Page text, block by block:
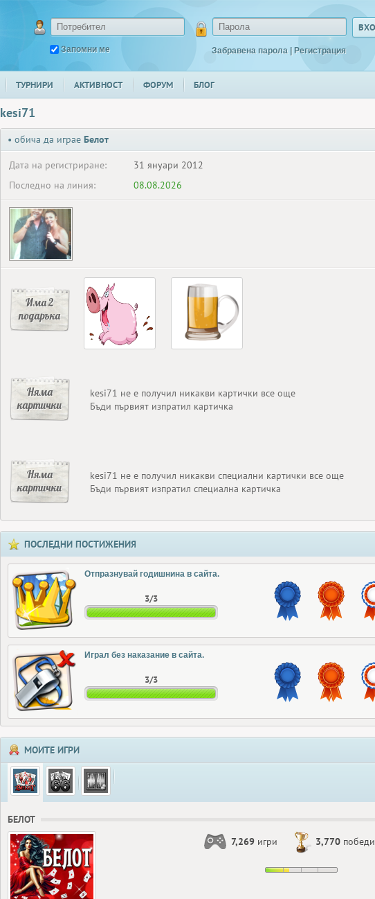
Запомни ме Забравена парола | Регистрация
ТУРНИРИ АКТИВНОСТ ФОРУМ БЛОГ
kesi71
• обича да играе Белот
Дата на регистриране:
31 януари 2012
Последно на линия:
08.08.2026
Има 2
подаръка
Няма
картички
kesi71 не е получил никакви картички все още
Бъди първият изпратил картичка
Няма
картички
kesi71 не е получил никакви специални картички все още
Бъди първият изпратил специална картичка
ПОСЛЕДНИ ПОСТИЖЕНИЯ
Отпразнувай годишнина в сайта.
3/3
Играл без наказание в сайта.
3/3
МОИТЕ ИГРИ
БЕЛОТ
7,269 игри 3,770 победи